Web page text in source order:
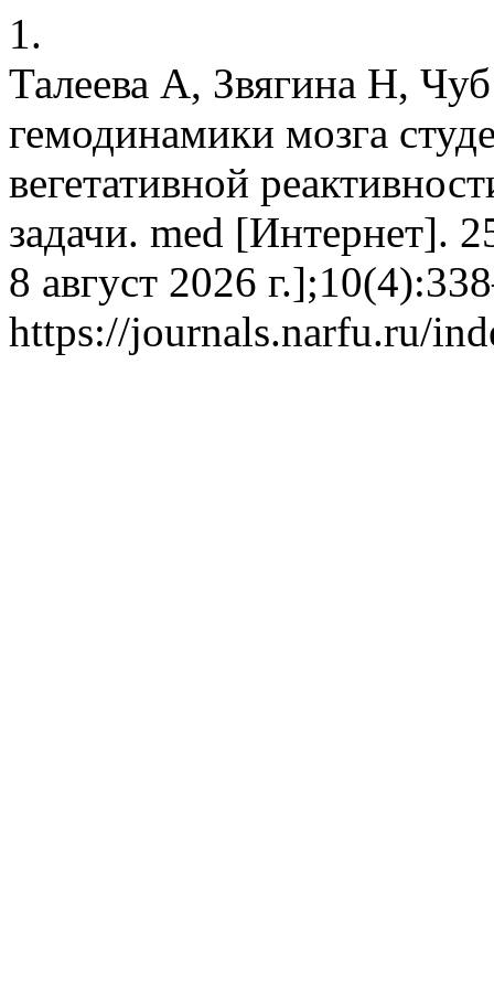
1.
Талеева А, Звягина Н,
гемодинамики мозга
вегетативной
задачи. med [Интернет].
8 август 2026
https://journals.narfu.ru/